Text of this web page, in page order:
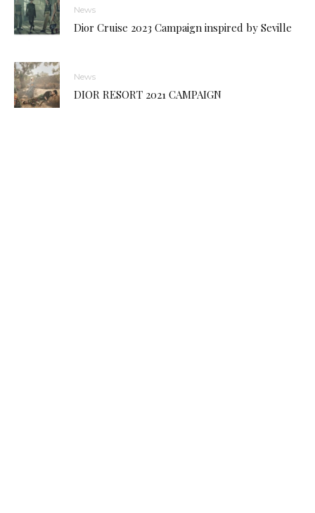
News
Dior Cruise 2023 Campaign inspired by Seville
News
DIOR RESORT 2021 CAMPAIGN